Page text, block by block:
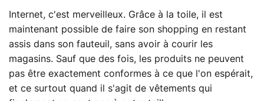
Internet, c'est merveilleux. Grâce à la toile, il est
maintenant possible de faire son shopping en restant
assis dans son fauteuil, sans avoir à courir les
magasins. Sauf que des fois, les produits ne peuvent
pas être exactement conformes à ce que l'on espérait,
et ce surtout quand il s'agit de vêtements qui